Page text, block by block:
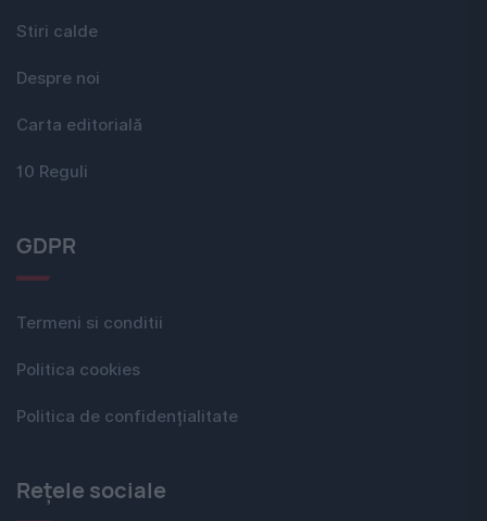
Stiri calde
Despre noi
Carta editorială
10 Reguli
GDPR
Termeni si conditii
Politica cookies
Politica de confidențialitate
Rețele sociale